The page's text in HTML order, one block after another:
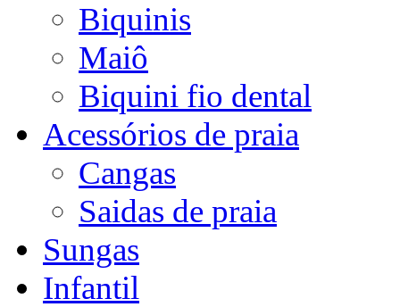
Biquinis
Maiô
Biquini fio dental
Acessórios de praia
Cangas
Saidas de praia
Sungas
Infantil